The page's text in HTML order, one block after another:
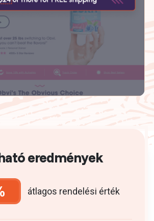
eredmények
átlagos rendelési érték